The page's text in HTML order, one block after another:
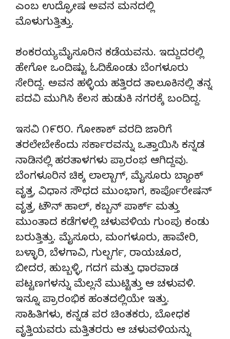
ಎಂಬ ಉದ್ಘೋಷ ಅವನ ಮನದಲ್ಲಿ
ಮೊಳುಗುತ್ತಿತ್ತು.
ಶಂಕರಯ್ಯ ಮೈಸೂರಿನ ಕಡೆಯವನು. ಇದ್ದುದರಲ್ಲಿ
ಹೇಗೋ ಒಂದಿಷ್ಟು ಓದಿಕೊಂಡು ಬೆಂಗಳೂರು
ಸೇರಿದ್ದ. ಅವನ ಹಳ್ಳಿಯ ಹತ್ತಿರದ ತಾಲೂಕಿನಲ್ಲಿ ತನ್ನ
ಪದವಿ ಮುಗಿಸಿ ಕೆಲಸ ಹುಡುಕಿ ನಗರಕ್ಕೆ ಬಂದಿದ್ದ.
ಇಸವಿ ೧೯೮೦. ಗೋಕಾಕ್ ವರದಿ ಜಾರಿಗೆ
ತರಲೇಬೇಕೆಂದು ಸರ್ಕಾರವನ್ನು ಒತ್ತಾಯಿಸಿ ಕನ್ನಡ
ನಾಡಿನಲ್ಲಿ ಹರತಾಳಗಳು ಪ್ರಾರಂಭ ಆಗಿದ್ದವು.
ಬೆಂಗಳೂರಿನ ಚಿಕ್ಕ ಲಾಲ್ಬಾಗ್, ಮೈಸೂರು ಬ್ಯಾಂಕ್
ವೃತ್ತ, ವಿಧಾನ ಸೌಧದ ಮುಂಭಾಗ, ಕಾರ್ಪೊರೇಷನ್
ವೃತ್ತ, ಟೌನ್ ಹಾಲ್, ಕಬ್ಬನ್ ಪಾರ್ಕ್ ಮತ್ತು
ಮುಂತಾದ ಕಡೆಗಳಲ್ಲಿ ಚಳುವಳಿಯ ಗುಂಪು ಕಂಡು
ಬರುತ್ತಿತ್ತು. ಮೈಸೂರು, ಮಂಗಳೂರು, ಹಾವೇರಿ,
ಬಳ್ಳಾರಿ, ಬೆಳಗಾವಿ, ಗುಲ್ಬರ್ಗ, ರಾಯಚೂರ,
ಬೀದರ, ಹುಬ್ಬಳ್ಳಿ, ಗದಗ ಮತ್ತು ಧಾರವಾಡ
ಪಟ್ಟಣಗಳನ್ನು ಮೆಲ್ಲನೆ ಮುಟ್ಟಿತ್ತು ಆ ಚಳುವಳಿ.
ಇನ್ನೂ ಪ್ರಾರಂಭಿಕ ಹಂತದಲ್ಲಿಯೇ ಇತ್ತು.
ಸಾಹಿತಿಗಳು, ಕನ್ನಡ ಪರ ಚಿಂತಕರು, ಬೋಧಕ
ವೃತ್ತಿಯವರು ಮತ್ತಿತರರು ಆ ಚಳುವಳಿಯನ್ನು